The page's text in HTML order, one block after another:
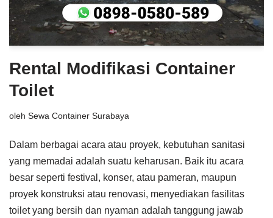
Rental Modifikasi Container
Toilet
oleh Sewa Container Surabaya
Dalam berbagai acara atau proyek, kebutuhan sanitasi
yang memadai adalah suatu keharusan. Baik itu acara
besar seperti festival, konser, atau pameran, maupun
proyek konstruksi atau renovasi, menyediakan fasilitas
toilet yang bersih dan nyaman adalah tanggung jawab